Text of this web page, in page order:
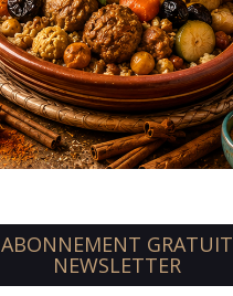
ABONNEMENT GRATUIT
NEWSLETTER